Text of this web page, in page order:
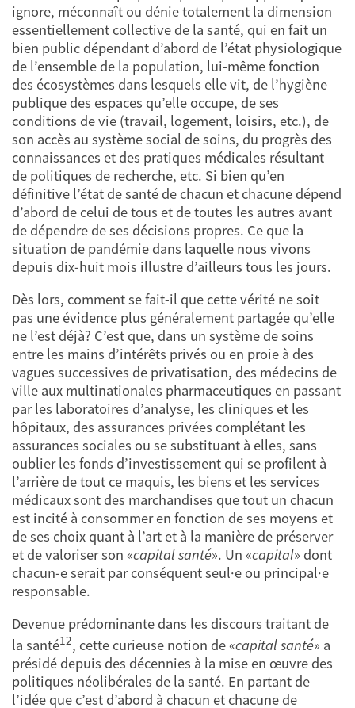
ignore, méconnaît ou dénie totalement la dimension
essentiellement collective de la santé, qui en fait un
bien public dépendant d’abord de l’état physiologique
de l’ensemble de la population, lui-même fonction
des écosystèmes dans lesquels elle vit, de l’hygiène
publique des espaces qu’elle occupe, de ses
conditions de vie (travail, logement, loisirs, etc.), de
son accès au système social de soins, du progrès des
connaissances et des pratiques médicales résultant
de politiques de recherche, etc. Si bien qu’en
définitive l’état de santé de chacun et chacune dépend
d’abord de celui de tous et de toutes les autres avant
de dépendre de ses décisions propres. Ce que la
situation de pandémie dans laquelle nous vivons
depuis dix-huit mois illustre d’ailleurs tous les jours.
Dès lors, comment se fait-il que cette vérité ne soit
pas une évidence plus généralement partagée qu’elle
ne l’est déjà? C’est que, dans un système de soins
entre les mains d’intérêts privés ou en proie à des
vagues successives de privatisation, des médecins de
ville aux multinationales pharmaceutiques en passant
par les laboratoires d’analyse, les cliniques et les
hôpitaux, des assurances privées complétant les
assurances sociales ou se substituant à elles, sans
oublier les fonds d’investissement qui se profilent à
l’arrière de tout ce maquis, les biens et les services
médicaux sont des marchandises que tout un chacun
est incité à consommer en fonction de ses moyens et
de ses choix quant à l’art et à la manière de préserver
et de valoriser son «capital santé». Un «capital» dont
chacun-e serait par conséquent seul·e ou principal·e
responsable.
Devenue prédominante dans les discours traitant de
la santé12, cette curieuse notion de «capital santé» a
présidé depuis des décennies à la mise en œuvre des
politiques néolibérales de la santé. En partant de
l’idée que c’est d’abord à chacun et chacune de